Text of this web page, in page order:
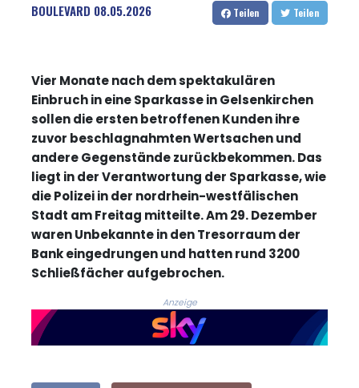
BOULEVARD 08.05.2026 Teilen Teilen
Vier Monate nach dem spektakulären
Einbruch in eine Sparkasse in Gelsenkirchen
sollen die ersten betroffenen Kunden ihre
zuvor beschlagnahmten Wertsachen und
andere Gegenstände zurückbekommen. Das
liegt in der Verantwortung der Sparkasse, wie
die Polizei in der nordrhein-westfälischen
Stadt am Freitag mitteilte. Am 29. Dezember
waren Unbekannte in den Tresorraum der
Bank eingedrungen und hatten rund 3200
Schließfächer aufgebrochen.
Anzeige